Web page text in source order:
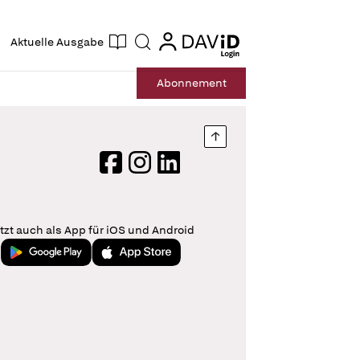
Aktuelle Ausgabe Suche login
login
Abonnement
Nach oben springen
FacebookInstagram
LinkedIn
auch als App für iOS und Android
Jetzt bei Google PlayLaden im App Store